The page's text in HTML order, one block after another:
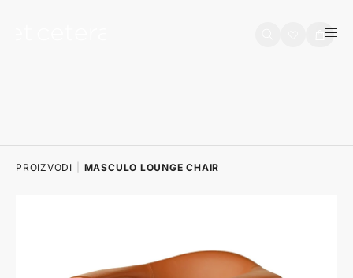
Košarica
PROIZVODI MASCULO LOUNGE CHAIR